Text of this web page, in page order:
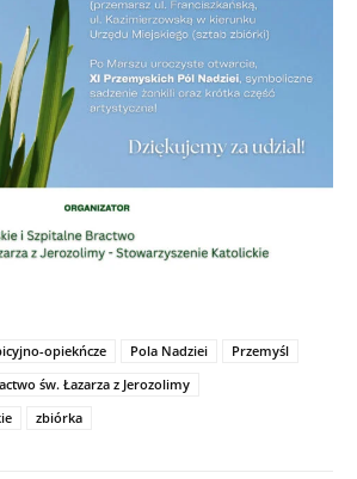
opiekńcze Pola Nadziei
Przemyśl
św. Łazarza z Jerozolimy
zbiórka